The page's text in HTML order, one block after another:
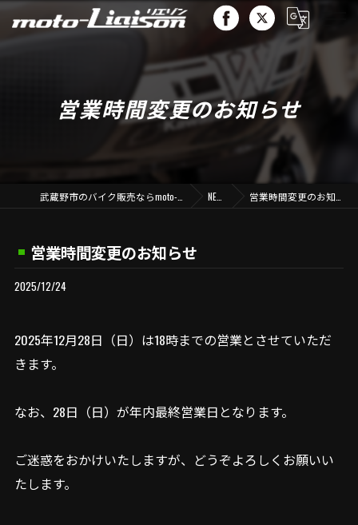
営業時間変更のお知らせ
NEWS 営業時間変更のお知らせ
営業時間変更のお知らせ
2025/12/24
2025年12月28日（日）は18時までの営業とさせていただ
きます。
なお、28日（日）が年内最終営業日となります。
ご迷惑をおかけいたしますが、どうぞよろしくお願いい
たします。